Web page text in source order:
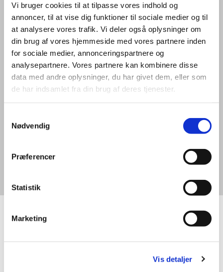
Vi bruger cookies til at tilpasse vores indhold og
annoncer, til at vise dig funktioner til sociale medier og til
at analysere vores trafik. Vi deler også oplysninger om
din brug af vores hjemmeside med vores partnere inden
for sociale medier, annonceringspartnere og
analysepartnere. Vores partnere kan kombinere disse
data med andre oplysninger, du har givet dem, eller som
de har indsamlet fra din brug af deres tjenester.
Nødvendig
Præferencer
Statistik
Marketing
Vis detaljer
Daler Kirke
Daler Kirke ligger i rolige omgivelser og
byder på nærvær og varme. Her mødes vi i
et tæt fællesskab til gudstjenester, højtid og
hverdag – med åbenhed og hjerterum for
alle.